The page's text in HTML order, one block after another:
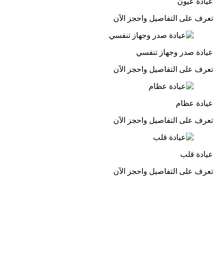
تعرف على التفاصيل واحجز الآن
عيادة صدر وجهاز تنفسي
تعرف على التفاصيل واحجز الآن
عيادة عظام
تعرف على التفاصيل واحجز الآن
عيادة قلب
تعرف على التفاصيل واحجز الآن